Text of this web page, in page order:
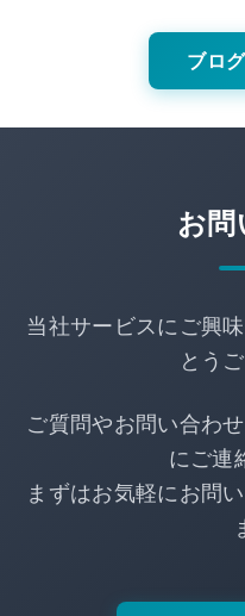
ブロ
お
当社サービスにご興
とう
ご質問やお問い合わ
にご連
まずはお気軽にお問